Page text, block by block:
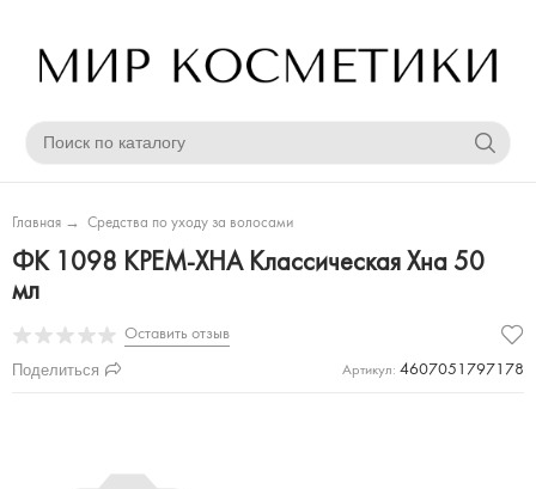
Главная → Средства по уходу за волосами
ФК 1098 КРЕМ-ХНА Классическая Хна 50
мл
Оставить отзыв
Поделиться Артикул: 4607051797178